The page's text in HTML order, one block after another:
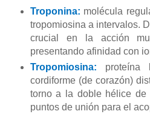
Troponina: molécula
tropomiosina a intervalos.
crucial en la acción
presentando afinidad con
Tropomiosina: proteína
cordiforme (de corazón)
torno a la doble hélice de
puntos de unión para el